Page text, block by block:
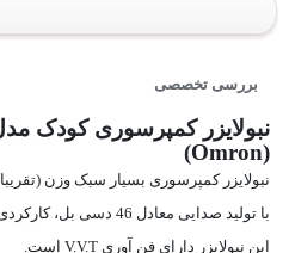
بررسی تخصصی
(Omron)
نبولایزر کمپرسوری بسیار سبک وزن (تقریبا 270 گرم) و قابل حمل است.
با تولید صدایی معادل 46 دسی بل، کارکردی بسیار راحت و بی صدا دارد.
این نبولایزر دارای فن آوری V.V.T است.